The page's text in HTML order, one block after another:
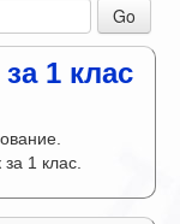
1 клас
1 клас.